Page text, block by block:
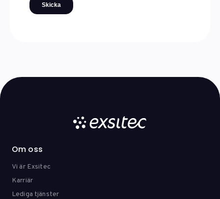
Om oss
Vi är Exsitec
Karriär
Lediga tjänster